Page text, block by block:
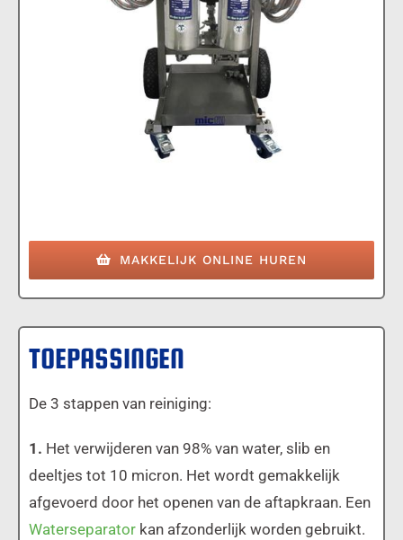
MAKKELIJK ONLINE HUREN
TOEPASSINGEN
De 3 stappen van reiniging:
1. Het verwijderen van 98% van water, slib en
deeltjes tot 10 micron. Het wordt gemakkelijk
afgevoerd door het openen van de aftapkraan. Een
Waterseparator kan afzonderlijk worden gebruikt.